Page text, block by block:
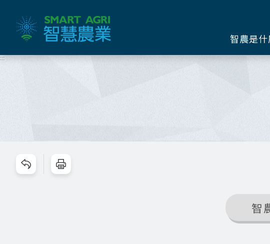
容
智農是什
:::
跳過此工具列請按[Enter]，繼續則按[Tab]
智